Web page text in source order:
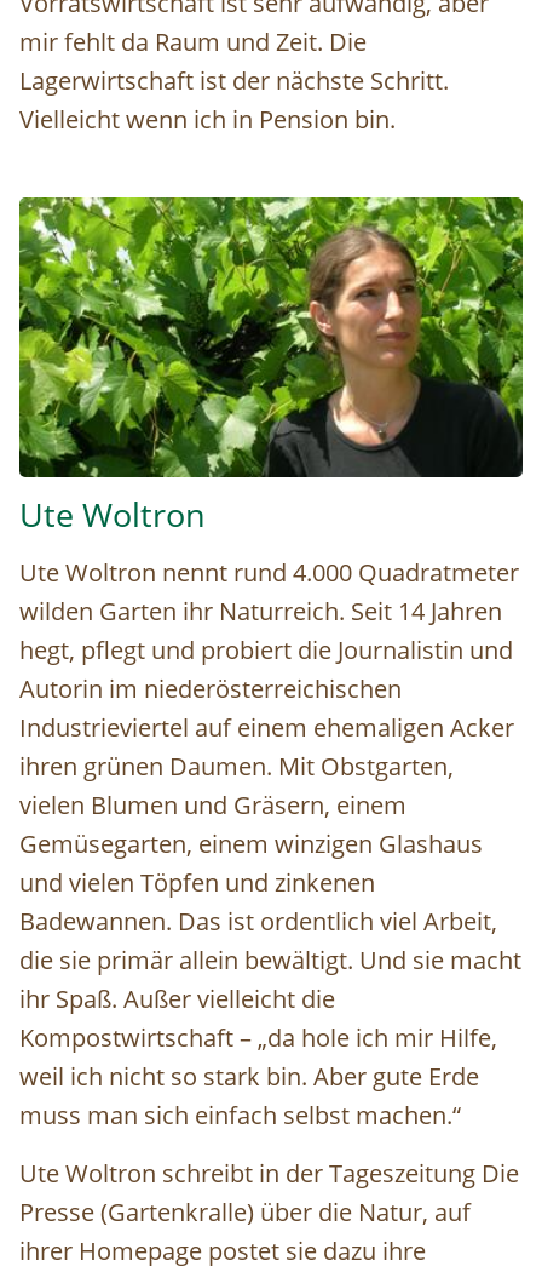
mir fehlt da Raum und Zeit. Die
Lagerwirtschaft ist der nächste Schritt.
Vielleicht wenn ich in Pension bin.
ute-woltron_c_ute-woltron © c Ute Woltron
Ute Woltron
Ute Woltron nennt rund 4.000 Quadratmeter
wilden Garten ihr Naturreich. Seit 14 Jahren
hegt, pflegt und probiert die Journalistin und
Autorin im niederösterreichischen
Industrieviertel auf einem ehemaligen Acker
ihren grünen Daumen. Mit Obstgarten,
vielen Blumen und Gräsern, einem
Gemüsegarten, einem winzigen Glashaus
und vielen Töpfen und zinkenen
Badewannen. Das ist ordentlich viel Arbeit,
die sie primär allein bewältigt. Und sie macht
ihr Spaß. Außer vielleicht die
Kompostwirtschaft – „da hole ich mir Hilfe,
weil ich nicht so stark bin. Aber gute Erde
muss man sich einfach selbst machen.“
Ute Woltron schreibt in der Tageszeitung Die
Presse (Gartenkralle) über die Natur, auf
ihrer Homepage postet sie dazu ihre